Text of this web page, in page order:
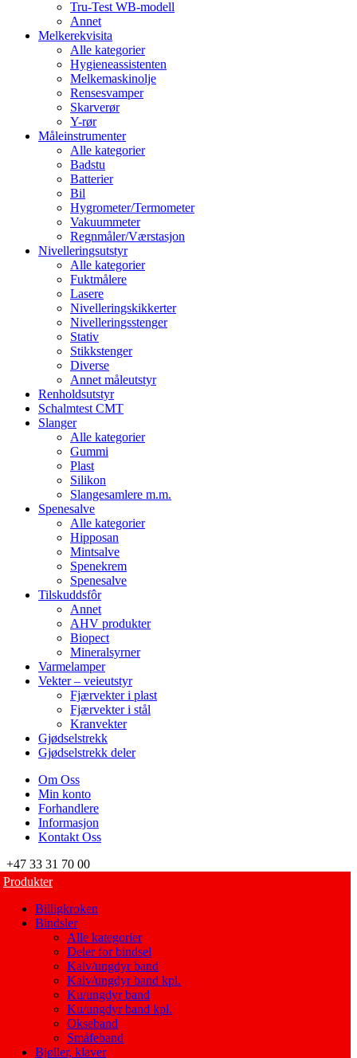
Tru-Test WB-modell
Annet
Melkerekvisita
Alle kategorier
Hygieneassistenten
Melkemaskinolje
Rensesvamper
Skarverør
Y-rør
Måleinstrumenter
Alle kategorier
Badstu
Batterier
Bil
Hygrometer/Termometer
Vakuummeter
Regnmåler/Værstasjon
Nivelleringsutstyr
Alle kategorier
Fuktmålere
Lasere
Nivelleringskikkerter
Nivelleringsstenger
Stativ
Stikkstenger
Diverse
Annet måleutstyr
Renholdsutstyr
Schalmtest CMT
Slanger
Alle kategorier
Gummi
Plast
Silikon
Slangesamlere m.m.
Spenesalve
Alle kategorier
Hipposan
Mintsalve
Spenekrem
Spenesalve
Tilskuddsfôr
Annet
AHV produkter
Biopect
Mineralsyrner
Varmelamper
Vekter – veieutstyr
Fjærvekter i plast
Fjærvekter i stål
Kranvekter
Gjødselstrekk
Gjødselstrekk deler
Om Oss
Min konto
Forhandlere
Informasjon
Kontakt Oss
+47 33 31 70 00
Produkter
Billigkroken
Bindsler
Alle kategorier
Deler for bindsel
Kalv/ungdyr band
Kalv/ungdyr band kpl.
Ku/ungdyr band
Ku/ungdyr band kpl.
Okseband
Småfeband
Bjøller, klaver